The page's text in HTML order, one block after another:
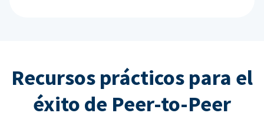
Recursos prácticos para el
éxito de Peer-to-Peer